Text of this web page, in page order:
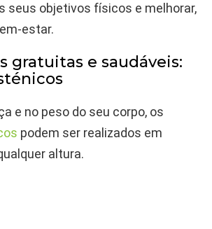
seus objetivos físicos e melhorar,
estar.
gratuitas e saudáveis:
e no peso do seu corpo, os
podem ser realizados em
altura.